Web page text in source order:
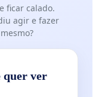
ficar calado.
agir e fazer
quer ver